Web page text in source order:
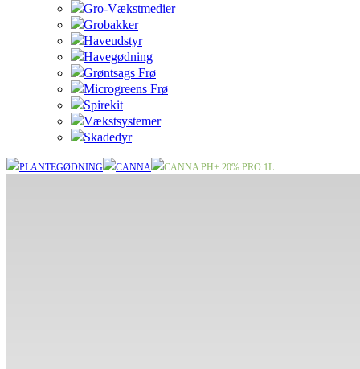
Gro-Vækstmedier
Grobakker
Haveudstyr
Havegødning
Grøntsags Frø
Microgreens Frø
Spirekit
Vækstsystemer
Skadedyr
PLANTEGØDNING CANNA CANNA PH+ 20% PRO 1L